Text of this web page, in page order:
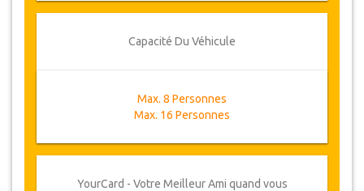
Capacité Du Véhicule
Max. 8 Personnes
Max. 16 Personnes
YourCard - Votre Meilleur Ami quand vous